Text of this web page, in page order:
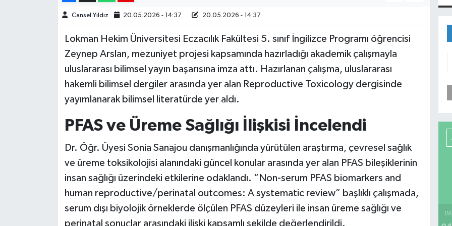
Cansel Yıldız 20.05.2026 - 14:37 20.05.2026 - 14:37
Lokman Hekim Üniversitesi Eczacılık Fakültesi 5. sınıf İngilizce Programı öğrencisi
Zeynep Arslan, mezuniyet projesi kapsamında hazırladığı akademik çalışmayla
uluslararası bilimsel yayın başarısına imza attı. Hazırlanan çalışma, uluslararası
hakemli bilimsel dergiler arasında yer alan Reproductive Toxicology dergisinde
yayımlanarak bilimsel literatürde yer aldı.
PFAS ve Üreme Sağlığı İlişkisi İncelendi
Dr. Öğr. Üyesi Sonia Sanajou danışmanlığında yürütülen araştırma, çevresel sağlık
ve üreme toksikolojisi alanındaki güncel konular arasında yer alan PFAS bileşiklerinin
insan sağlığı üzerindeki etkilerine odaklandı. “Non-serum PFAS biomarkers and
human reproductive/perinatal outcomes: A systematic review” başlıklı çalışmada,
serum dışı biyolojik örneklerde ölçülen PFAS düzeyleri ile insan üreme sağlığı ve
perinatal sonuçlar arasındaki ilişki kapsamlı şekilde değerlendirildi.